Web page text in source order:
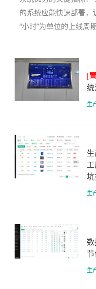
的系统应能快速部署，
“小时”为单位的上线周
[
生
生
节
生